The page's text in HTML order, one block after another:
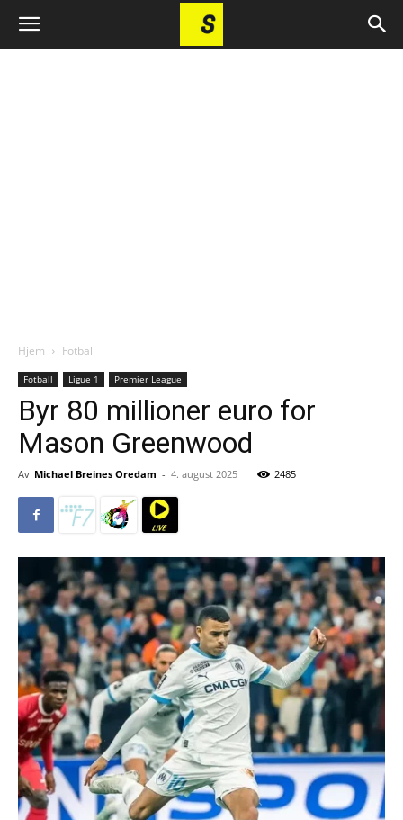
Hjem Fotball
Fotball Ligue 1 Premier League
Byr 80 millioner euro for
Mason Greenwood
Av Michael Breines Oredam - 4. august 2025 2485